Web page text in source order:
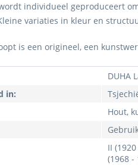
individueel geproduceert
variaties in kleur en
is een origineel, een
DUHA
in:
Hout,
II
(1968 -